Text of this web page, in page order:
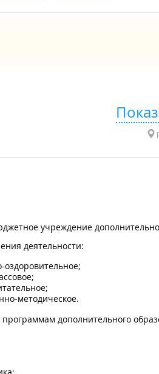
учреждение
деятельности:
оздоровительное;
методическое.
дополнительного